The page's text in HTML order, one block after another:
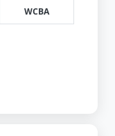
WCBA